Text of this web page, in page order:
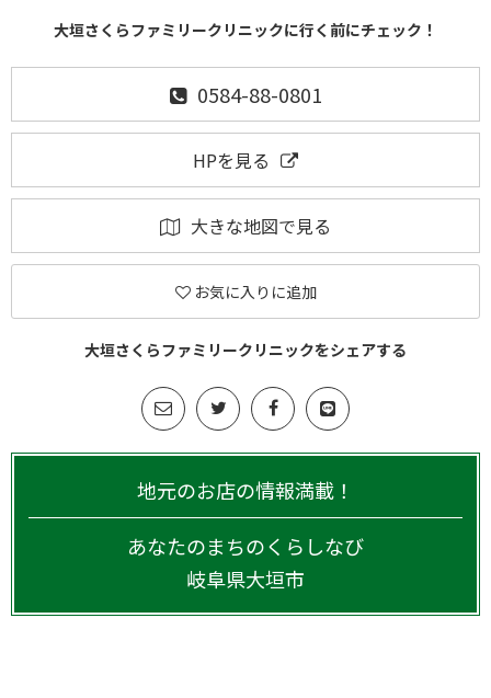
大垣さくらファミリークリニックに行く前にチェック！
0584-88-0801
HPを見る
大きな地図で見る
お気に入りに追加
大垣さくらファミリークリニックをシェアする
地元のお店の情報満載！
あなたのまちのくらしなび
岐阜県大垣市